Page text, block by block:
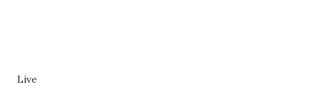
Live